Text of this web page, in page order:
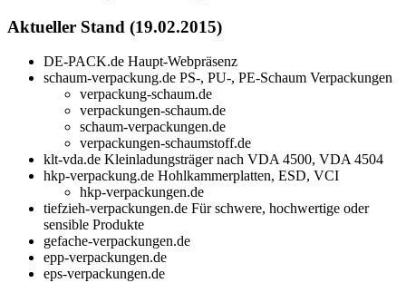
Aktueller Stand (19.02.2015)
DE-PACK.de Haupt-Webpräsenz
schaum-verpackung.de PS-, PU-, PE-Schaum Verpackungen
verpackung-schaum.de
verpackungen-schaum.de
schaum-verpackungen.de
verpackungen-schaumstoff.de
klt-vda.de Kleinladungsträger nach VDA 4500, VDA 4504
hkp-verpackung.de Hohlkammerplatten, ESD, VCI
hkp-verpackungen.de
tiefzieh-verpackungen.de Für schwere, hochwertige oder
sensible Produkte
gefache-verpackungen.de
epp-verpackungen.de
eps-verpackungen.de